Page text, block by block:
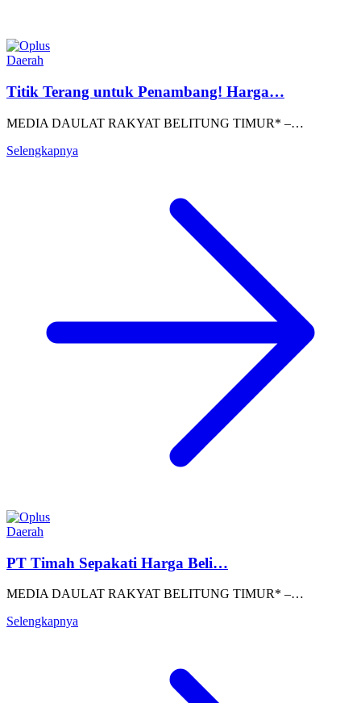
Daerah
Titik Terang untuk Penambang! Harga…
MEDIA DAULAT RAKYAT BELITUNG TIMUR* –…
Selengkapnya
Daerah
PT Timah Sepakati Harga Beli…
MEDIA DAULAT RAKYAT BELITUNG TIMUR* –…
Selengkapnya